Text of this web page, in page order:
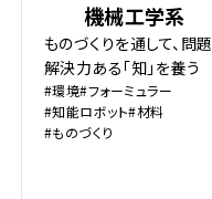
機械工学系
ものづくりを通して、問題
解決力ある「知」を養う
#環境#フォーミュラー
#知能ロボット#材料
#ものづくり